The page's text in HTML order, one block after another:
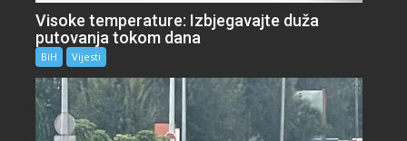
Visoke temperature: Izbjegavajte duža
putovanja tokom dana
BiH Vijesti